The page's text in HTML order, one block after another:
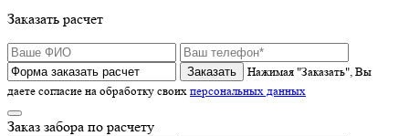
Заказать расчет
Нажимая "Заказать", Вы
даете согласие на обработку своих персональных данных
Заказ забора по расчету